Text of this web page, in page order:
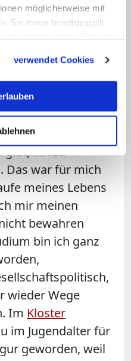
möglicherweise mit
Sie ihnen bereitgestellt
verwendet Cookies
repräsentiert, der mit
war", sagt Nahles.
von Anfang an
es
gibt, ihn zu
Das war für mich
meines Lebens
mir meinen
bewahren
bin ich ganz
wieder Wege
Im Kloster
im Jugendalter für
geworden, weil